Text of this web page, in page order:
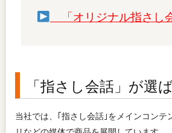
「オリジナル指さし
「指さし会話」が選
当社では、｢指さし会話｣をメインコンテ